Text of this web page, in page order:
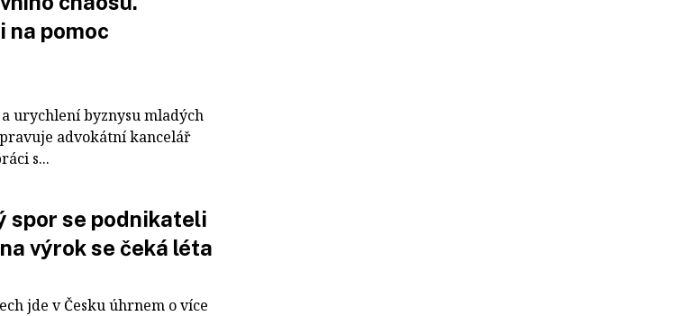
na pomoc
urychlení byznysu mladých
advo­kátní kancelář
s...
spor se podnikateli
výrok se čeká léta
jde v Česku úhrnem o více